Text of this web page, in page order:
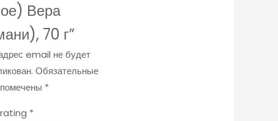
Вера
70 г”
email не будет
Обязательные
*
*